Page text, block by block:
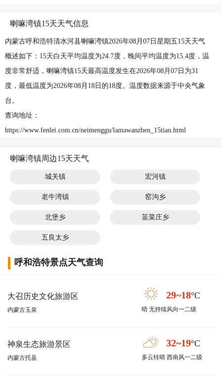
喇嘛湾镇15天天气信息
内蒙古呼和浩特清水河县喇嘛湾镇2026年08月07日星期五15天天气
概述如下：15天白天平均温度为24.7度，晚间平均温度为15.4度，温
度非常舒适，喇嘛湾镇15天最高温度发生在2026年08月07日为31
度，最低温度为2026年08月18日的18度。温度数据来源于中央气象
台。
查询地址：
https://www.fenlei.com.cn/neimenggu/lamawanzhen_15tian.html
喇嘛湾镇周边15天天气
城关镇 宏河镇
老牛湾镇 窑沟乡
北堡乡 韮菜庄乡
五良太乡
呼和浩特景点天气查询
大召历史文化旅游区
内蒙古玉泉
29~18°C
晴 无持续风向一二级
神泉生态旅游景区
内蒙古托县
32~19°C
多云转晴 西南风一二级